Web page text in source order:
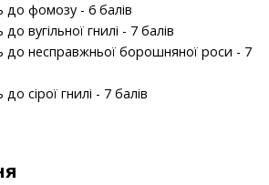
до фомозу - 6 балів
вугільної гнилі - 7 балів
до несправжньої борошняної роси - 7
сірої гнилі - 7 балів